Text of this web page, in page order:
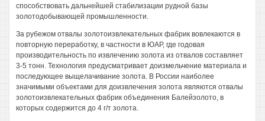
способствовать дальнейшей стабилизации рудной базы
золотодобывающей промышленности.
За рубежом отвалы золотоизвлекательных фабрик вовлекаются в
повторную переработку, в частности в ЮАР, где годовая
производительность по извлечению золота из отвалов составляет
3-5 тонн. Технология предусматривает доизмельчение материала и
последующее выщелачивание золота. В России наиболее
значимыми объектами для доизвлечения золота являются отвалы
золотоизвлекательных фабрик объединения Балейзолото, в
которых содержится до 4 г/т золота.